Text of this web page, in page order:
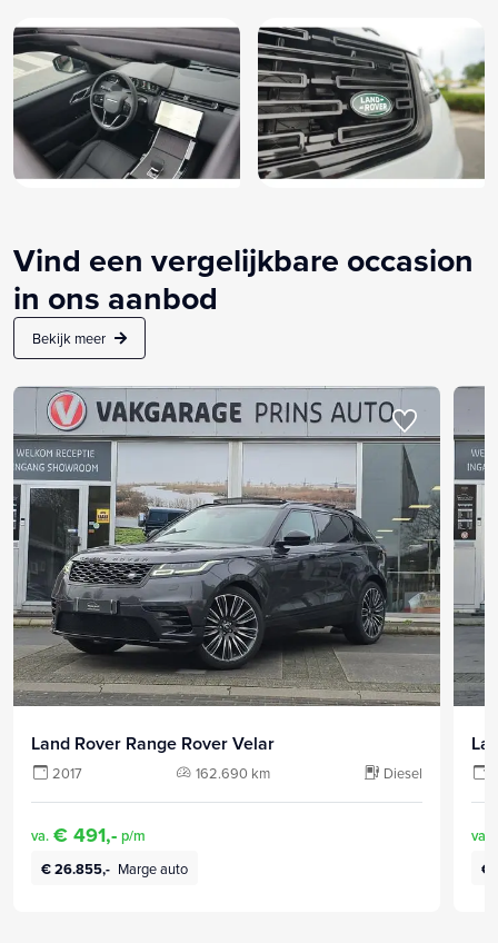
Vind een vergelijkbare occasion
in ons aanbod
Bekijk meer
Land Rover Range Rover Velar
2017 162.690 km Diesel
va. € 491,- p/m
€ 26.855,- Marge auto
va.
€